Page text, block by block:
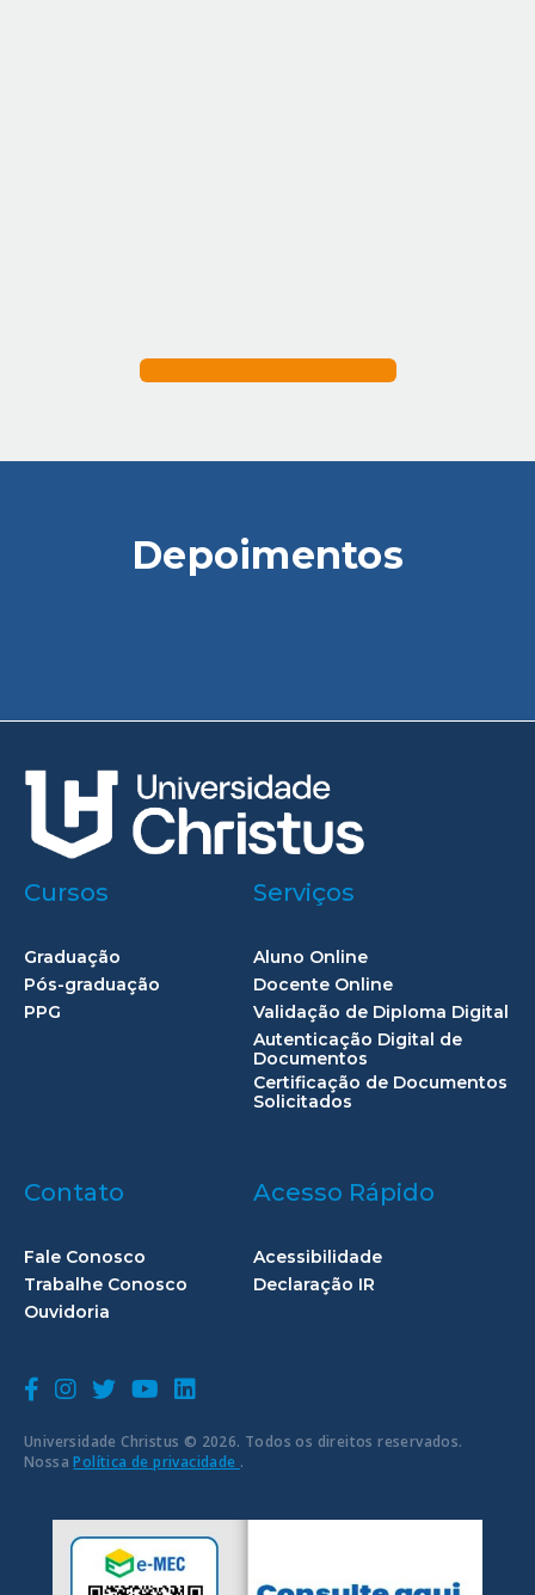
Depoimentos
Universidade Christus © 2026. Todos os direitos reservados.
NossaPolítica de privacidade .
Cursos
Graduação
Pós-graduação
PPG
Serviços
Aluno Online
Docente Online
Validação de Diploma Digital
Autenticação Digital de
Documentos
Certificação de Documentos
Solicitados
Contato
Fale Conosco
Trabalhe Conosco
Ouvidoria
Acesso Rápido
Acessibilidade
Declaração IR